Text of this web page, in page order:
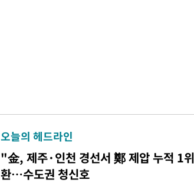
오늘의 헤드라인
"金, 제주·인천 경선서 鄭 제압 누적 1
환…수도권 청신호